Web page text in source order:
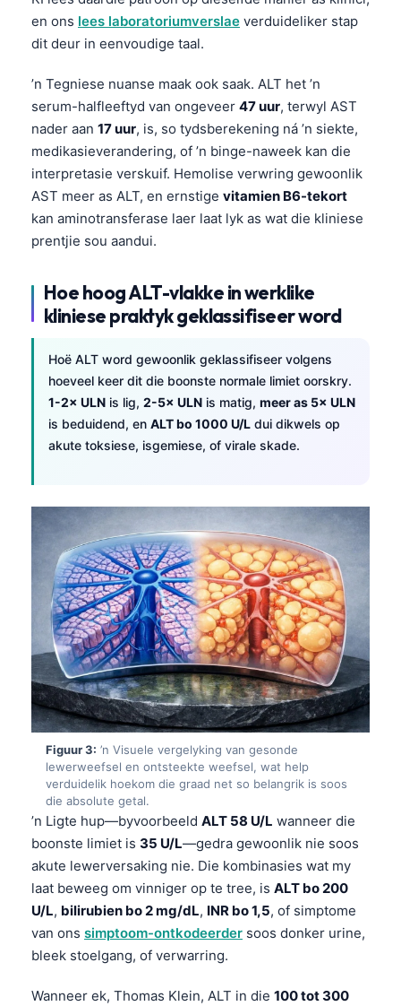
en ons lees laboratoriumverslae verduideliker stap
dit deur in eenvoudige taal.
’n Tegniese nuanse maak ook saak. ALT het ’n
serum-halfleeftyd van ongeveer 47 uur, terwyl AST
nader aan 17 uur, is, so tydsberekening ná ’n siekte,
medikasieverandering, of ’n binge-naweek kan die
interpretasie verskuif. Hemolise verwring gewoonlik
AST meer as ALT, en ernstige vitamien B6-tekort
kan aminotransferase laer laat lyk as wat die kliniese
prentjie sou aandui.
Hoe hoog ALT-vlakke in werklike
kliniese praktyk geklassifiseer word
Hoë ALT word gewoonlik geklassifiseer volgens
hoeveel keer dit die boonste normale limiet oorskry.
1-2× ULN is lig, 2-5× ULN is matig, meer as 5× ULN
is beduidend, en ALT bo 1000 U/L dui dikwels op
akute toksiese, isgemiese, of virale skade.
Figuur 3: ’n Visuele vergelyking van gesonde
lewerweefsel en ontsteekte weefsel, wat help
verduidelik hoekom die graad net so belangrik is soos
die absolute getal.
’n Ligte hup—byvoorbeeld ALT 58 U/L wanneer die
boonste limiet is 35 U/L—gedra gewoonlik nie soos
akute lewerversaking nie. Die kombinasies wat my
laat beweeg om vinniger op te tree, is ALT bo 200
U/L, bilirubien bo 2 mg/dL, INR bo 1,5, of simptome
van ons simptoom-ontkodeerder soos donker urine,
bleek stoelgang, of verwarring.
Wanneer ek, Thomas Klein, ALT in die 100 tot 300